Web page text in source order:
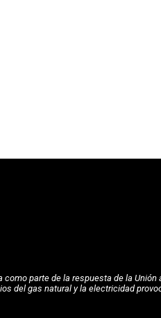
parte de la respuesta de la Unión
del gas natural y la electricidad